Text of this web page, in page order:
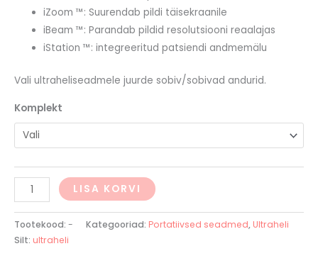
iZoom ™: Suurendab pildi täisekraanile
iBeam ™: Parandab pildid resolutsiooni reaalajas
iStation ™: integreeritud patsiendi andmemälu
Vali ultraheliseadmele juurde sobiv/sobivad andurid.
Komplekt
LISA KORVI
Tootekood: - Kategooriad: Portatiivsed seadmed, Ultraheli
Silt: ultraheli